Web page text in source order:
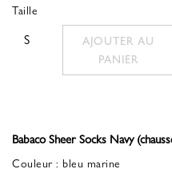
Taille
S
AJOUTER AU
PANIER
Babaco Sheer Socks Navy
Couleur : bleu marine